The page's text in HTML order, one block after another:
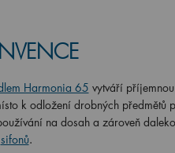
Harmonia 65 vytváří
k odložení drobných předmětů
na dosah a zároveň
sifonů.